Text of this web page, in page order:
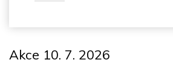
Akce 10. 7. 2026